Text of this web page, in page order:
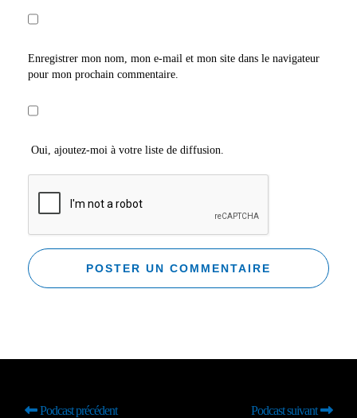
Enregistrer mon nom, mon e-mail et mon site dans le navigateur
pour mon prochain commentaire.
Oui, ajoutez-moi à votre liste de diffusion.
Podcast précédent Podcast suivant